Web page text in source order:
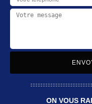
ON VOUS